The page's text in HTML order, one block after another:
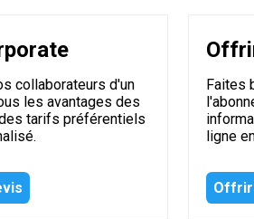
collaborateurs d'un
les avantages des
tarifs préférentiels
Faites
ligne
Offrir